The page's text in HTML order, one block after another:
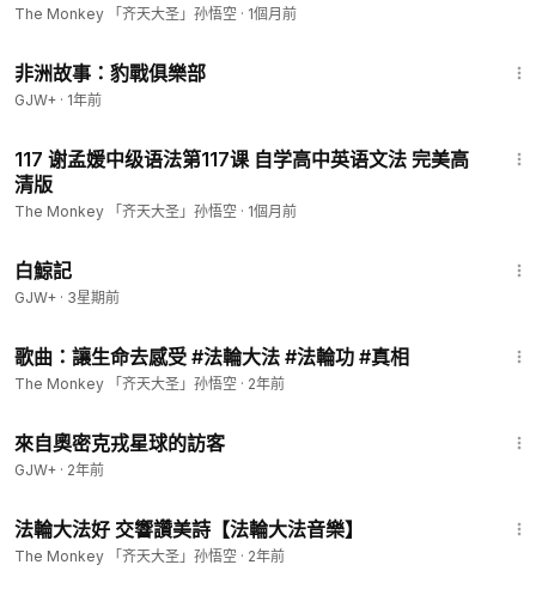
The Monkey 「齐天大圣」孙悟空 · 1個月前
非洲故事：豹戰俱樂部
GJW+ · 1年前
117 谢孟媛中级语法第117课 自学高中英语文法 完美高
清版
The Monkey 「齐天大圣」孙悟空 · 1個月前
白鯨記
GJW+ · 3星期前
歌曲：讓生命去感受 #法輪大法 #法輪功 #真相
The Monkey 「齐天大圣」孙悟空 · 2年前
來自奧密克戎星球的訪客
GJW+ · 2年前
法輪大法好 交響讚美詩【法輪大法音樂】
The Monkey 「齐天大圣」孙悟空 · 2年前